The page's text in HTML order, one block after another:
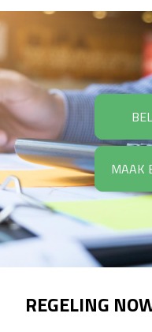
MAAK
REGELING